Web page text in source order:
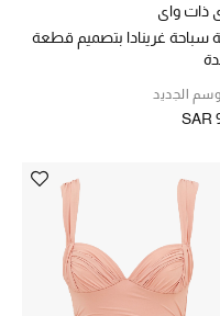
ذات واي
سباحة غرينادا بتصميم قطعة
الجديد
SAR